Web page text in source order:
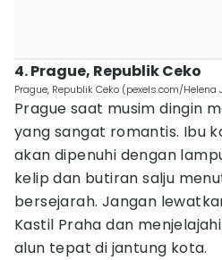
4. Prague, Republik Ceko
Prague, Republik Ceko (pexels.com/Helena
Prague saat musim dingin
yang sangat romantis. Ibu
akan dipenuhi dengan
kelip dan butiran salju
bersejarah. Jangan
Kastil Praha dan
alun tepat di jantung kota.